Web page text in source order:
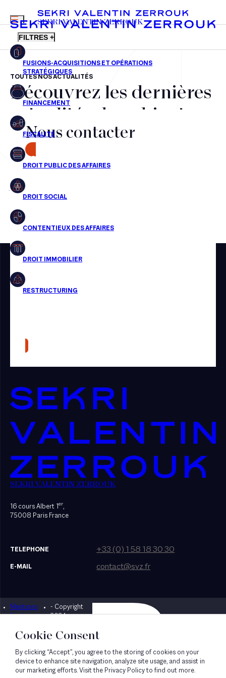
FR EN
MENU
SEKRI VALENTIN ZERROUK
FILTRES +
Fusions-acquisitions et opérations stratégiques
Financement
Fiscalité
Droit public des affaires
Droit social
Droit immobilier
Restructuring
Presse
TOUTES NOS ACTUALITÉS
Découvrez les dernières
actualités du cabinet,
nos récompenses et nos
transactions, jour après
jour
Aucun résultats pour cette recherche
Nous contacter
SEKRI VALENTIN ZERROUK
16 cours Albert 1er,
75008 Paris France
TELEPHONE +33 (0) 1 58 18 30 30
E-MAIL contact@svz.fr
Mentions
légales
- Copyright
2024
Designed by Bonhomme
Cookie Consent
By clicking “Accept”, you agree to the storing of cookies on your
device to enhance site navigation, analyze site usage, and assist in
our marketing efforts. Visit the Privacy Policy to find out more.